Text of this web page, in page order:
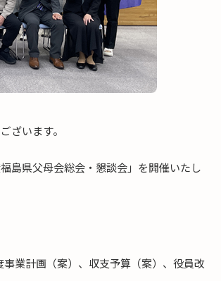
ざいます。
島県父母会総会・懇談会」を開催いたし
業計画（案）、収支予算（案）、役員改